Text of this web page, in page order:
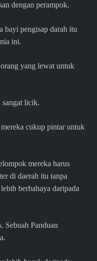
dengan perampok.
bayi pengisap darah itu
ini.
yang lewat untuk
sangat licik.
cukup pintar untuk
mereka harus
di daerah itu tanpa
berbahaya daripada
Sebuah Panduan